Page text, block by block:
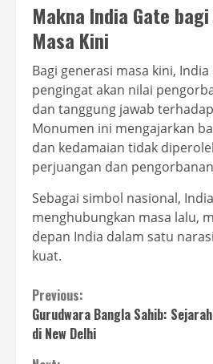
Makna India Gate
Masa Kini
Bagi generasi masa kini,
pengingat akan nilai
dan tanggung jawab
Monumen ini mengajarkan
dan kedamaian tidak
perjuangan dan
Sebagai simbol nasional,
menghubungkan masa lalu,
depan India dalam satu
kuat.
Continue
Reading
Previous:
Gurudwara Bangla Sahib:
di New Delhi